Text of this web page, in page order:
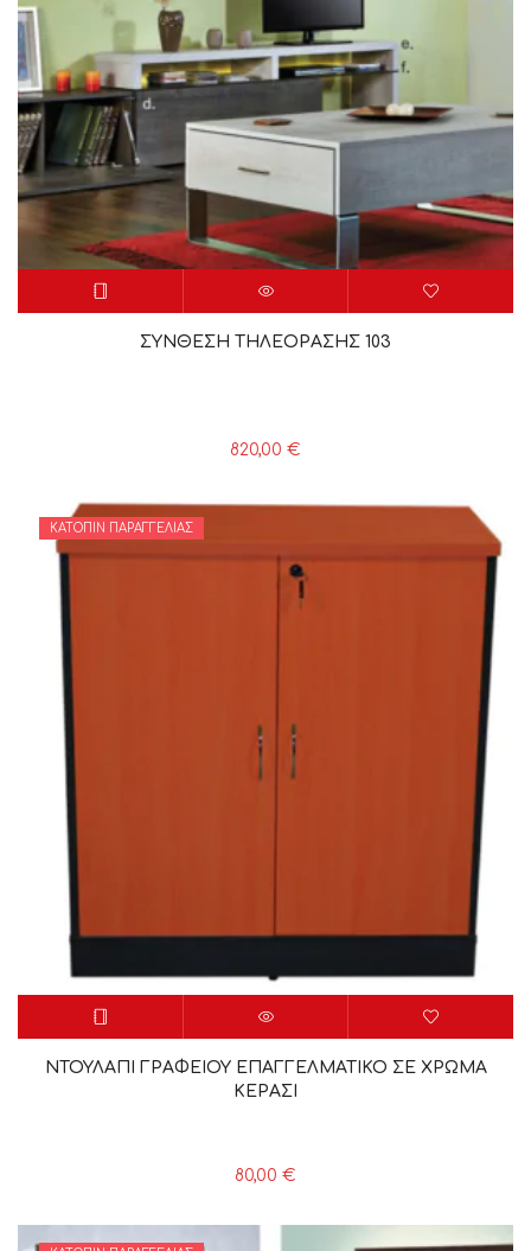
ΣΥΝΘΕΣΗ ΤΗΛΕΟΡΑΣΗΣ 103
820,00 €
ΚΑΤΌΠΙΝ ΠΑΡΑΓΓΕΛΊΑΣ
ΝΤΟΥΛΑΠΙ ΓΡΑΦΕΙΟΥ ΕΠΑΓΓΕΛΜΑΤΙΚΟ ΣΕ ΧΡΩΜΑ
ΚΕΡΑΣΙ
80,00 €